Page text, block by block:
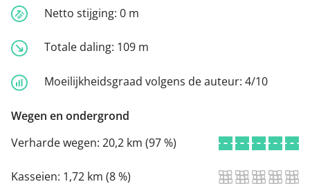
Netto stijging: 0 m
Totale daling: 109 m
Moeilijkheidsgraad volgens de auteur: 4/10
Wegen en ondergrond
Verharde wegen: 20,2 km (97 %)
Kasseien: 1,72 km (8 %)